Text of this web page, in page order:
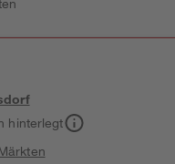
hinterlegt